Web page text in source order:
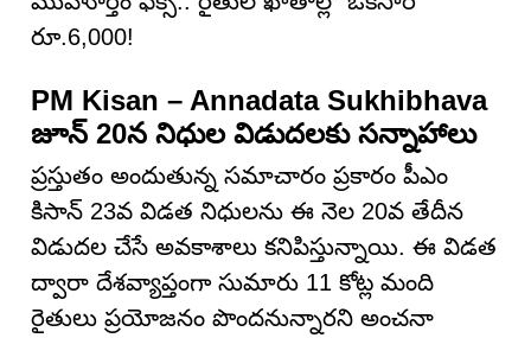
రూ.6,000!
PM Kisan – Annadata Sukhibhava
జూన్ 20న నిధుల విడుదలకు సన్నాహాలు
ప్రస్తుతం అందుతున్న సమాచారం ప్రకారం పీఎం
కిసాన్ 23వ విడత నిధులను ఈ నెల 20వ తేదీన
విడుదల చేసే అవకాశాలు కనిపిస్తున్నాయి. ఈ విడత
ద్వారా దేశవ్యాప్తంగా సుమారు 11 కోట్ల మంది
రైతులు ప్రయోజనం పొందనున్నారని అంచనా